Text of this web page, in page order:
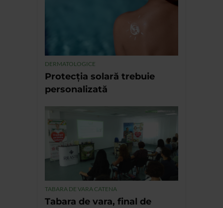
DERMATOLOGICE
Protecția solară trebuie
personalizată
TABARA DE VARA CATENA
Tabara de vara, final de